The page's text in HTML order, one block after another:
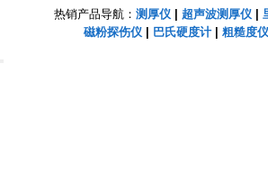
热销产品导航： 测厚仪 超声波测厚仪
磁粉探伤仪| 巴氏硬度计| 粗糙度仪